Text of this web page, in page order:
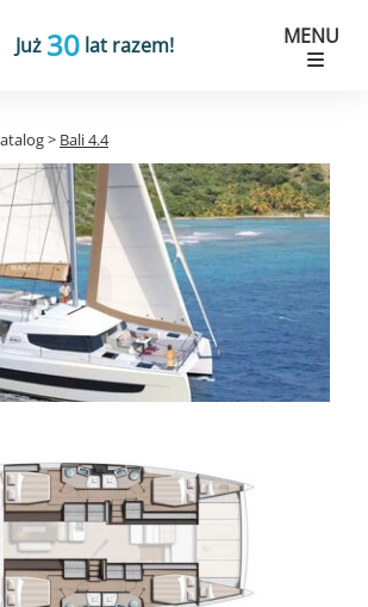
Już 30 lat razem! MENU
> Bali 4.4